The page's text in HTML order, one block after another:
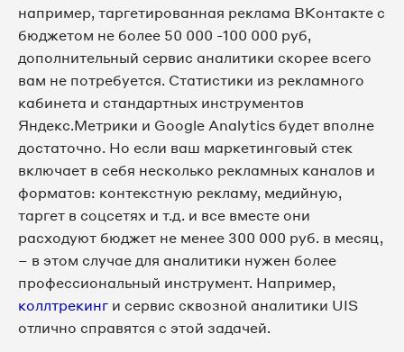
например, таргетированная реклама ВКонтакте с
бюджетом не более 50 000 -100 000 руб,
дополнительный сервис аналитики скорее всего
вам не потребуется. Статистики из рекламного
кабинета и стандартных инструментов
Яндекс.Метрики и Google Analytics будет вполне
достаточно. Но если ваш маркетинговый стек
включает в себя несколько рекламных каналов и
форматов: контекстную рекламу, медийную,
таргет в соцсетях и т.д. и все вместе они
расходуют бюджет не менее 300 000 руб. в месяц,
– в этом случае для аналитики нужен более
профессиональный инструмент. Например,
коллтрекинг и сервис сквозной аналитики UIS
отлично справятся с этой задачей.